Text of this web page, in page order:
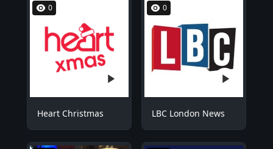
0
Heart Christmas
0
LBC London News